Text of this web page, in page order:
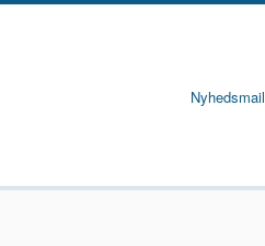
Nyhedsmail